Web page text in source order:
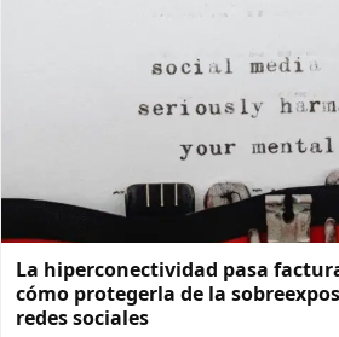
La hiperconectividad pasa
cómo protegerla de la
redes sociales